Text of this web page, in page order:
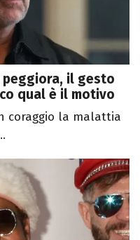
il gesto
qual è il motivo
coraggio la malattia